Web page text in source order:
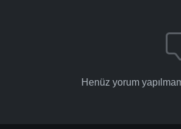
Henüz yorum